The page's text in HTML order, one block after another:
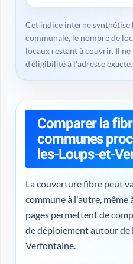
Cet indice interne
communale, le nombre de
locaux restant à couvrir. Il ne
d'éligibilité à l'adresse exacte.
Comparer la
communes
les-Loups-et-
La couverture fibre peut
commune à l'autre, même
pages permettent de
de déploiement autour
Verfontaine.